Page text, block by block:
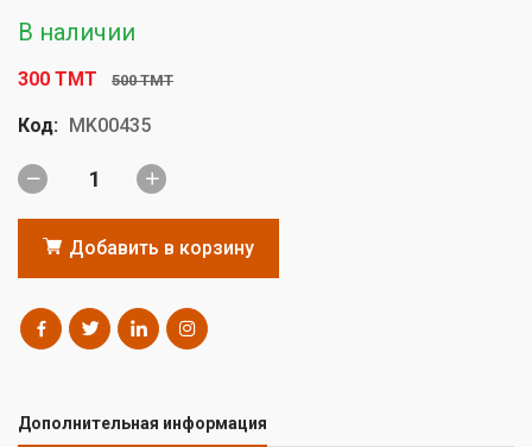
В наличии
300 TMT 500 TMT
Код: MK00435
Добавить в корзину
Дополнительная информация